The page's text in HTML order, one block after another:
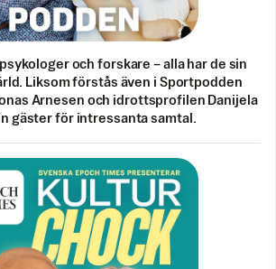
och forskare – alla har de sin
Liksom förstås även i Sportpodden
Arnesen och idrottsprofilen Danijela
gäster för intressanta samtal.